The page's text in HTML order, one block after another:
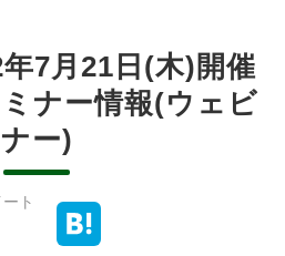
会社概要
年7月21日(木)開催
ナー情報(ウェビ
ナー)
ト